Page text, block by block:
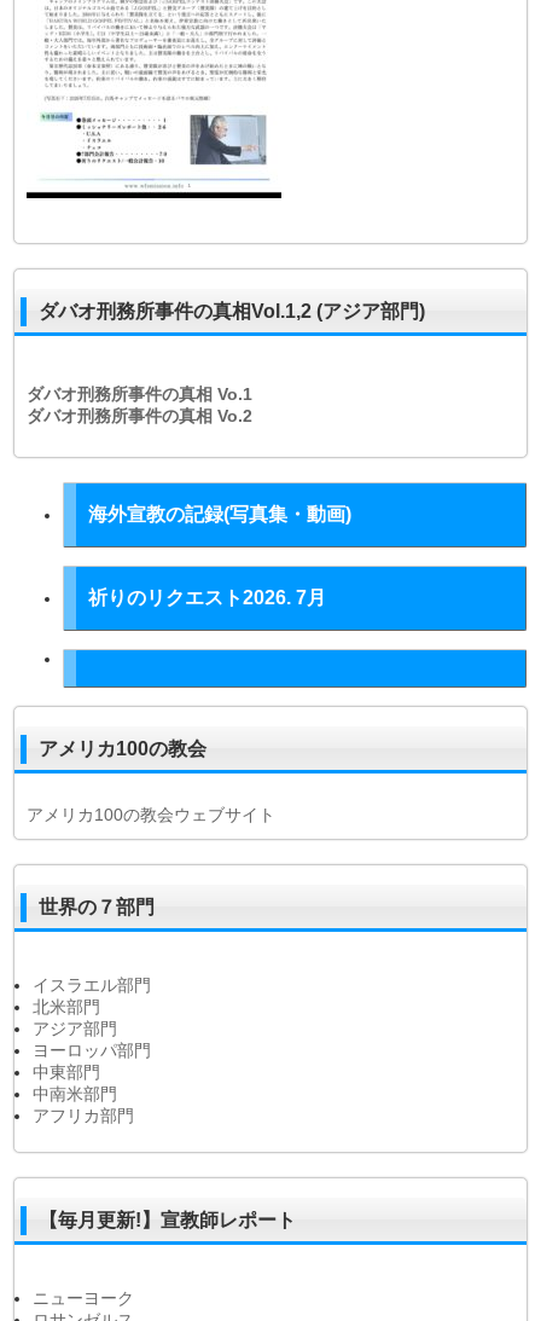
ダバオ刑務所事件の真相Vol.1,2 (アジア部門)
ダバオ刑務所事件の真相Vo.1
ダバオ刑務所事件の真相Vo.2
海外宣教の記録(写真集・動画)
祈りのリクエスト2026. 7月
アメリカ100の教会
アメリカ100の教会ウェブサイト
世界の７部門
イスラエル部門
北米部門
アジア部門
ヨーロッパ部門
中東部門
中南米部門
アフリカ部門
【毎月更新!】宣教師レポート
ニューヨーク